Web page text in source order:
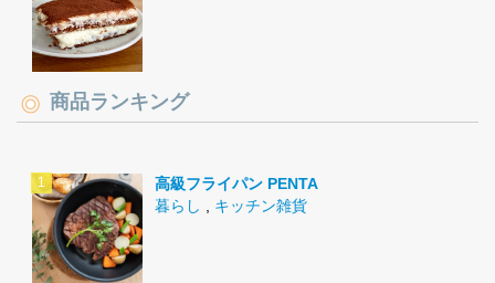
商品ランキング
高級フライパン PENTA
暮らし
キッチン雑貨